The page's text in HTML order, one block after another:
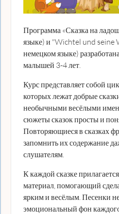
Программа «Сказка на
языке) и "Wichtel und seine
немецком языке)
малышей 3-4 лет.
Курс представляет собой
которых лежат добрые
необычными весёлыми
сюжеты сказок просты и
Повторяющиеся в сказках
запомнить их содержание
слушателям.
К каждой сказке
материал, помогающий
ярким и весёлым. Песенки
эмоциональный фон